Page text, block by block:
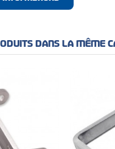
DANS LA MÊME